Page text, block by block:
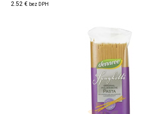
2.52 € bez DPH